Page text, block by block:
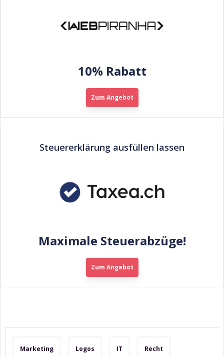
10% Rabatt
Zum Angebot
Steuererklärung ausfüllen lassen
Maximale Steuerabzüge!
Zum Angebot
Marketing Logos IT Recht